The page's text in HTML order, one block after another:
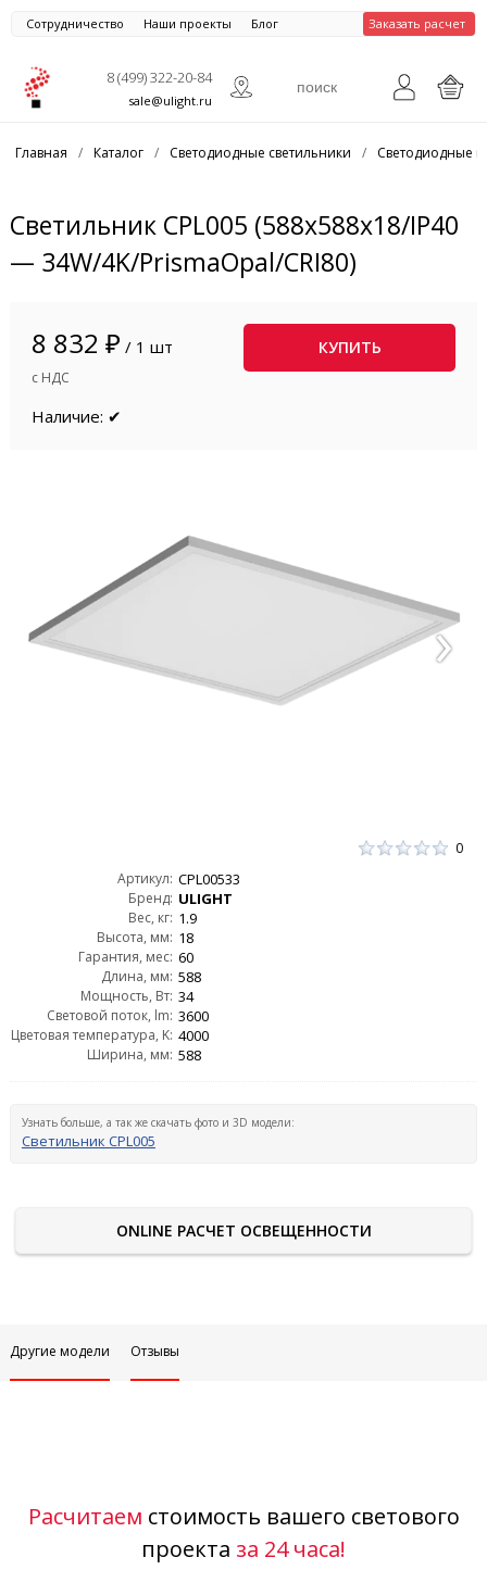
Сотрудничество Наши проекты Блог Заказать расчет
8 (499) 322-20-84
sale@ulight.ru
Главная / Каталог / Светодиодные светильники / Светодиодные
Светильник CPL005 (588x588x18/IP40
— 34W/4K/PrismaOpal/CRI80)
8 832 ₽ / 1 шт
с НДС
КУПИТЬ
Наличие: ✔
0
Артикул: CPL00533
Бренд: ULIGHT
Вес, кг: 1.9
Высота, мм: 18
Гарантия, мес: 60
Длина, мм: 588
Мощность, Вт: 34
Световой поток, lm: 3600
Цветовая температура, K: 4000
Ширина, мм: 588
Узнать больше, а так же скачать фото и 3D модели:
Светильник CPL005
ONLINE РАСЧЕТ ОСВЕЩЕННОСТИ
Другие модели Отзывы
Расчитаем стоимость вашего светового
проекта за 24 часа!